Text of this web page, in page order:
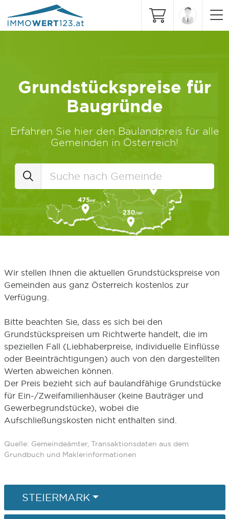
Grundstückspreise für
Baugründe
Erfahren Sie hier den Baulandpreis für alle
Gemeinden in Österreich!
Wir stellen Ihnen die aktuellen Grundstückspreise von
Gemeinden aus ganz Österreich kostenlos zur
Verfügung.
Bitte beachten Sie, dass es sich bei den
Grundstückspreisen um Richtwerte handelt, die im
speziellen Fall (Liebhaberpreise, individuelle Einflüsse
oder Beeinträchtigungen) auch von den dargestellten
Werten abweichen können.
Der Preis bezieht sich auf baulandfähige Grundstücke
für Ein-/Zweifamilienhäuser (keine Bauträger und
Gewerbegrundstücke), wobei die
Aufschließungskosten nicht enthalten sind.
Quelle: Gemeindeämter, Transaktionsdaten aus dem
Grundbuch und Maklerinformationen
STEIERMARK